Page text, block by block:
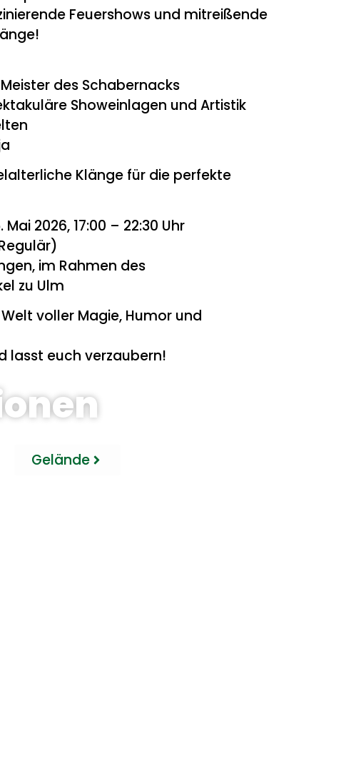
Feuershows und mitreißende
des Schabernacks
Showeinlagen und Artistik
Klänge für die perfekte
Mai 2026, 17:00 – 22:30 Uhr
im Rahmen des
zu Ulm
voller Magie, Humor und
lasst euch verzaubern!
Gelände